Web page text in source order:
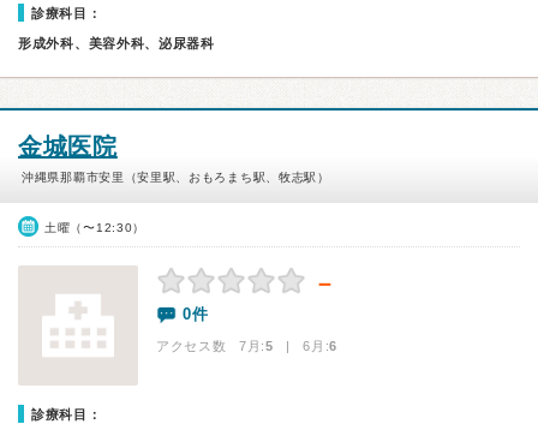
診療科目：
形成外科、美容外科、泌尿器科
金城医院
沖縄県那覇市安里（安里駅、おもろまち駅、牧志駅）
土曜（〜12:30）
－
0件
アクセス数 7月:5 | 6月:6
診療科目：